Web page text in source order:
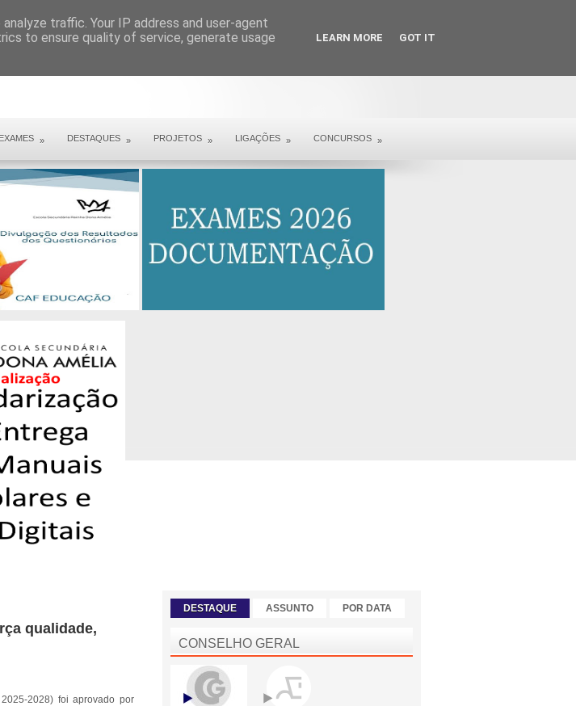
EXAMES » DESTAQUES » PROJETOS » LIGAÇÕES » CONCURSOS »
qualidade,
2025-2028) foi aprovadopor
DESTAQUE ASSUNTO POR DATA
CONSELHO GERAL
traffic. Your IP address and user-agent
to ensure quality of service, generate usage
LEARN MORE GOT IT